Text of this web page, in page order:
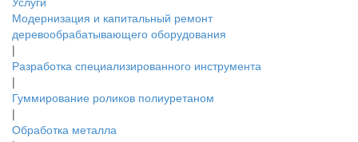
Модернизация и капитальный ремонт
деревообрабатывающего оборудования
|
Разработка специализированного инструмента
|
Гуммирование роликов полиуретаном
|
Обработка металла